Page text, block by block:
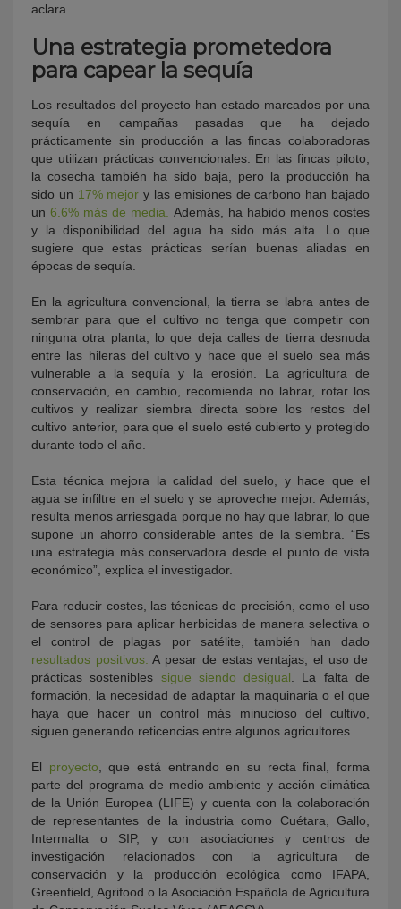
aclara.
Una estrategia prometedora
para capear la sequía
Los resultados del proyecto han estado marcados por una
sequía en campañas pasadas que ha dejado
prácticamente sin producción a las fincas colaboradoras
que utilizan prácticas convencionales. En las fincas piloto,
la cosecha también ha sido baja, pero la producción ha
sido un 17% mejory las emisiones de carbono han bajado
un6.6% más de media. Además, ha habido menos costes
y la disponibilidad del agua ha sido más alta. Lo que
sugiere que estas prácticas serían buenas aliadas en
épocas de sequía.
En la agricultura convencional, la tierra se labra antes de
sembrar para que el cultivo no tenga que competir con
ninguna otra planta, lo que deja calles de tierra desnuda
entre las hileras del cultivo y hace que el suelo sea más
vulnerable a la sequía y la erosión. La agricultura de
conservación, en cambio, recomienda no labrar, rotar los
cultivos y realizar siembra directa sobre los restos del
cultivo anterior, para que el suelo esté cubierto y protegido
durante todo el año.
Esta técnica mejora la calidad del suelo, y hace que el
agua se infiltre en el suelo y se aproveche mejor. Además,
resulta menos arriesgada porque no hay que labrar, lo que
supone un ahorro considerable antes de la siembra. “Es
una estrategia más conservadora desde el punto de vista
económico”, explica el investigador.
Para reducir costes, las técnicas de precisión, como el uso
de sensores para aplicar herbicidas de manera selectiva o
el control de plagas por satélite, también han dado
resultados positivos. A pesar de estas ventajas, el uso de
prácticas sostenibles sigue siendo desigual. La falta de
formación, la necesidad de adaptar la maquinaria o el que
haya que hacer un control más minucioso del cultivo,
siguen generando reticencias entre algunos agricultores.
El proyecto, que está entrando en su recta final, forma
parte del programa de medio ambiente y acción climática
de la Unión Europea (LIFE) y cuenta con la colaboración
de representantes de la industria como Cuétara, Gallo,
Intermalta o SIP, y con asociaciones y centros de
investigación relacionados con la agricultura de
conservación y la producción ecológica como IFAPA,
Greenfield, Agrifood o la Asociación Española de Agricultura